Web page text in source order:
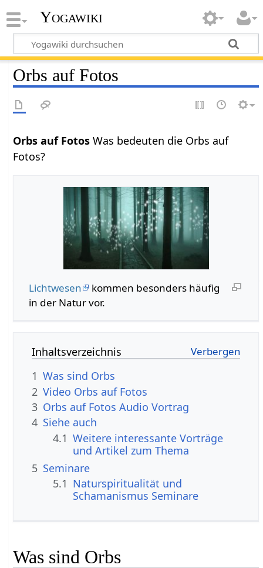
Yogawiki
Orbs auf Fotos
Orbs auf FotosWas bedeuten die Orbs auf
Fotos?
Lichtwesen
kommen besonders häufig
in der Natur vor.
Inhaltsverzeichnis
1 Was sind Orbs
2 Video Orbs auf Fotos
3 Orbs auf Fotos Audio Vortrag
4 Siehe auch
4.1 Weitere interessante Vorträge
und Artikel zum Thema
5 Seminare
5.1 Naturspiritualität und
Schamanismus Seminare
Was sind Orbs